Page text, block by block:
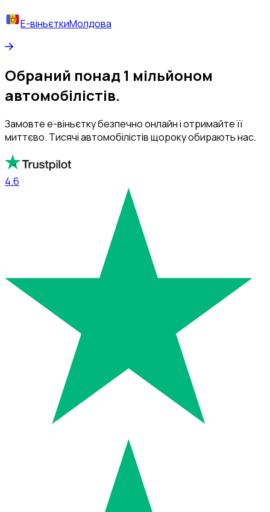
Е-віньєткиМолдова
Обраний понад 1 мільйоном
автомобілістів.
Замовте е-віньєтку безпечно онлайн і отримайте її
миттєво. Тисячі автомобілістів щороку обирають нас.
4.6